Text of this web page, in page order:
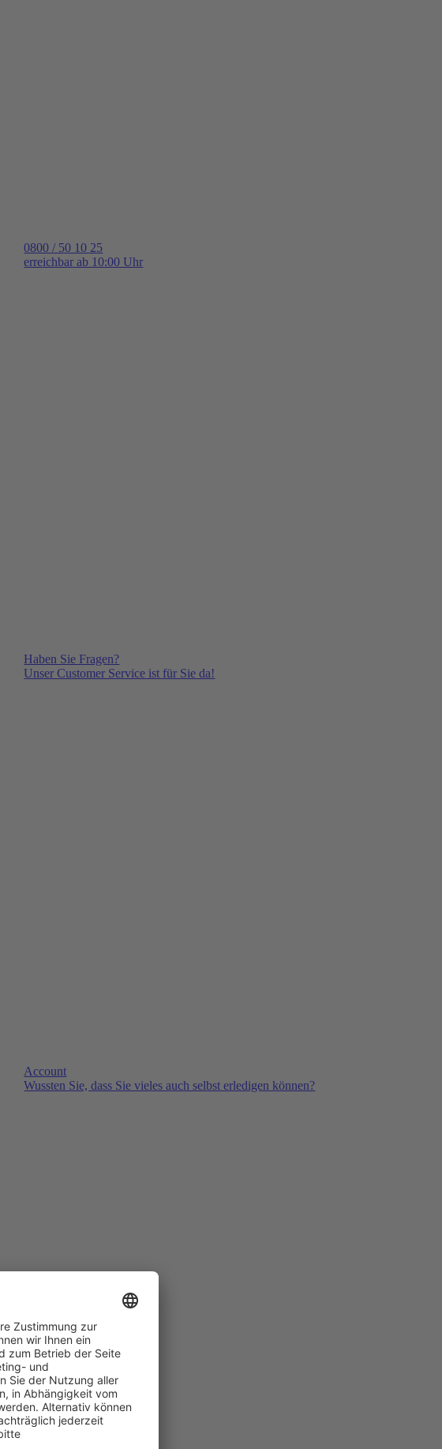
0800 / 50 10 25
erreichbar ab 10:00 Uhr
Haben Sie Fragen?
Unser Customer Service ist für Sie da!
Account
Wussten Sie, dass Sie vieles auch selbst erledigen können?